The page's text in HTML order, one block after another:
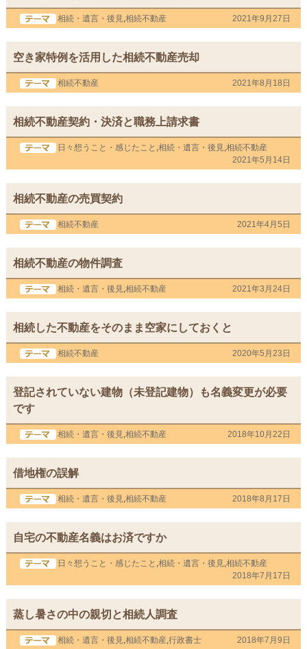
相続・遺言・後見,相続不動産 2021年9月27日
空き家特例を活用した相続不動産売却
相続不動産 2021年8月18日
相続不動産契約・決済と職務上請求書
日々想うこと・感じたこと ,相続・遺言・後見,相続不動産
2021年5月14日
相続不動産の売買契約
相続不動産 2021年4月5日
相続不動産の物件調査
相続・遺言・後見,相続不動産 2021年3月24日
相続した不動産をそのまま空家にしておくと
相続不動産 2020年5月23日
登記されていない建物（未登記建物）も名義変更が必要
です
相続・遺言・後見,相続不動産 2018年10月22日
借地権の誤解
相続・遺言・後見,相続不動産 2018年8月17日
自宅の不動産名義はお済ですか
日々想うこと・感じたこと ,相続・遺言・後見,相続不動産
2018年7月17日
蒸し暑さの中の親切と相続人調査
相続・遺言・後見,相続不動産,行政書士 2018年7月9日